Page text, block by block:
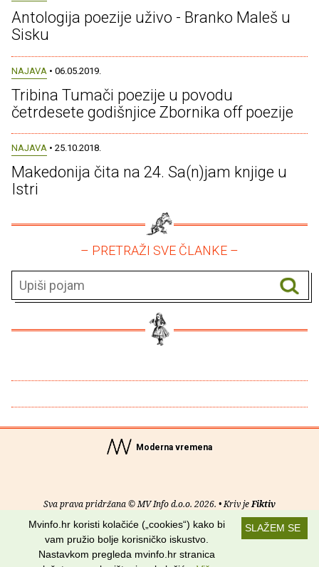
Antologija poezije uživo - Branko Maleš u
Sisku
NAJAVA • 06.05.2019.
Tribina Tumači poezije u povodu
četrdesete godišnjice Zbornika off poezije
NAJAVA • 25.10.2018.
Makedonija čita na 24. Sa(n)jam knjige u
Istri
– PRETRAŽI SVE ČLANKE –
Moderna vremena
Sva prava pridržana © MV Info d.o.o. 2026. • Kriv jeFiktiv
Uvjeti korištenja RSS kanali
Potraži nas na:
SLAŽEM SE
Mvinfo.hr koristi kolačiće („cookies“) kako bi
vam pružio bolje korisničko iskustvo.
Nastavkom pregleda mvinfo.hr stranica